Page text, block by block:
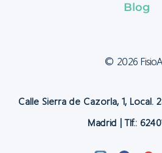
Blog
© 2026
Calle Sierra de Cazorla, 1, Local.
Madrid | Tlf.: